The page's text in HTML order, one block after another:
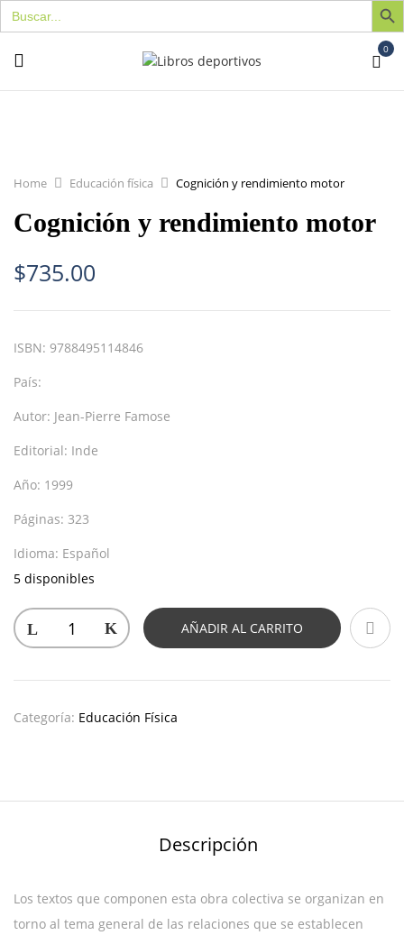
Buscar:
0
Home Educación física Cognición y rendimiento motor
Cognición y rendimiento motor
$735.00
ISBN: 9788495114846
País:
Autor: Jean-Pierre Famose
Editorial: Inde
Año: 1999
Páginas: 323
Idioma: Español
5 disponibles
AÑADIR AL CARRITO
Categoría: Educación Física
Descripción
Los textos que componen esta obra colectiva se organizan en
torno al tema general de las relaciones que se establecen